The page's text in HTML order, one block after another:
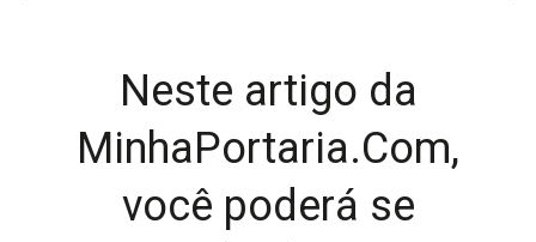
Neste artigo da
MinhaPortaria.Com,
você poderá se